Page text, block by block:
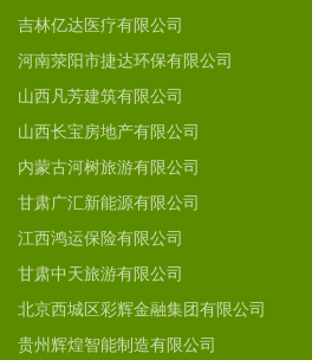
吉林亿达医疗有限公司
河南荥阳市捷达环保有限公司
山西凡芳建筑有限公司
山西长宝房地产有限公司
内蒙古河树旅游有限公司
甘肃广汇新能源有限公司
江西鸿运保险有限公司
甘肃中天旅游有限公司
北京西城区彩辉金融集团有限公司
贵州辉煌智能制造有限公司